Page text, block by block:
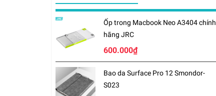
Ốp trong Macbook Neo A3404 chính
hãng JRC
600.000₫
Bao da Surface Pro 12 Smondor-
S023